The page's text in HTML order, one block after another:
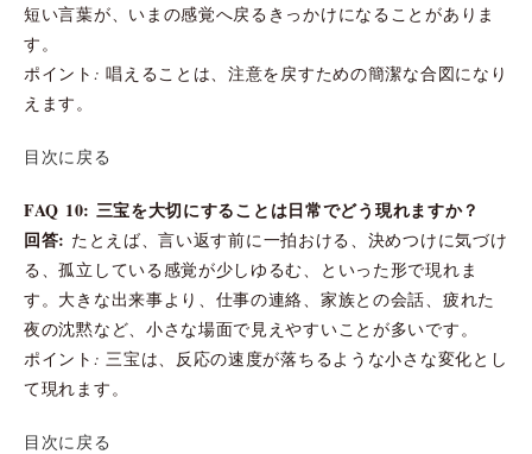
短い言葉が、いまの感覚へ戻るきっかけになることがありま
す。
ポイント: 唱えることは、注意を戻すための簡潔な合図になり
えます。
目次に戻る
FAQ 10: 三宝を大切にすることは日常でどう現れますか？
回答: たとえば、言い返す前に一拍おける、決めつけに気づけ
る、孤立している感覚が少しゆるむ、といった形で現れま
す。大きな出来事より、仕事の連絡、家族との会話、疲れた
夜の沈黙など、小さな場面で見えやすいことが多いです。
ポイント: 三宝は、反応の速度が落ちるような小さな変化とし
て現れます。
目次に戻る